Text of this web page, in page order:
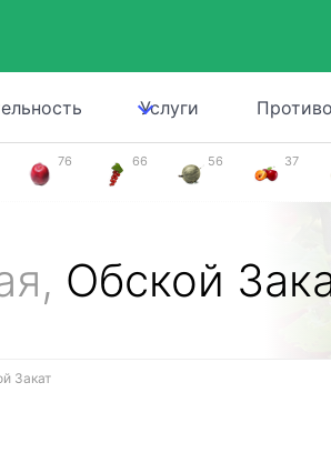
Услуги
76 66 56 37
Обской
Закат